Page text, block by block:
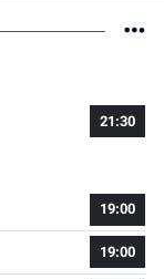
21:30
19:00
19:00